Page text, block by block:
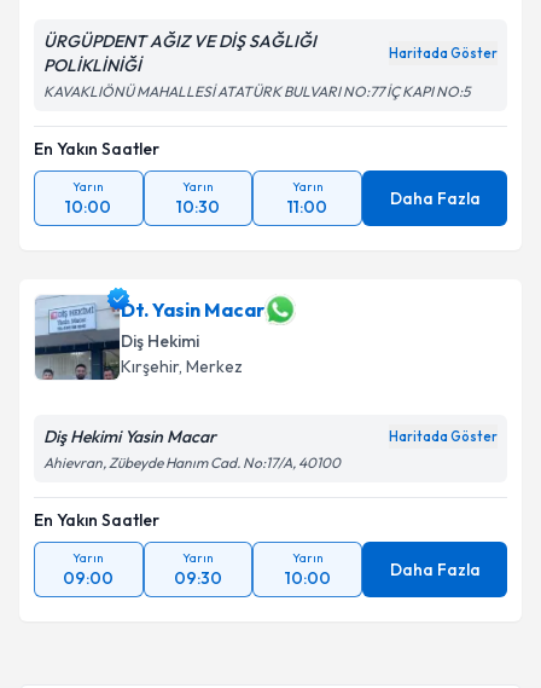
ÜRGÜPDENT AĞIZ VE DİŞ SAĞLIĞI
POLİKLİNİĞİ
Haritada Göster
KAVAKLIÖNÜ MAHALLESİ ATATÜRK BULVARI NO:77 İÇ KAPI NO:5
En Yakın Saatler
Yarın
10:00
Yarın
10:30
Yarın
11:00 Daha Fazla
Dt. Yasin Macar
Diş Hekimi
Kırşehir, Merkez
Diş Hekimi Yasin Macar Haritada Göster
Ahievran, Zübeyde Hanım Cad. No:17/A, 40100
En Yakın Saatler
Yarın
09:00
Yarın
09:30
Yarın
10:00 Daha Fazla